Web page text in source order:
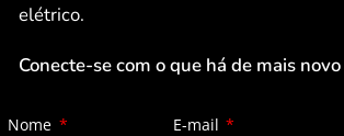
elétrico.
Conecte-se com o que há de mais
Nome E-mail